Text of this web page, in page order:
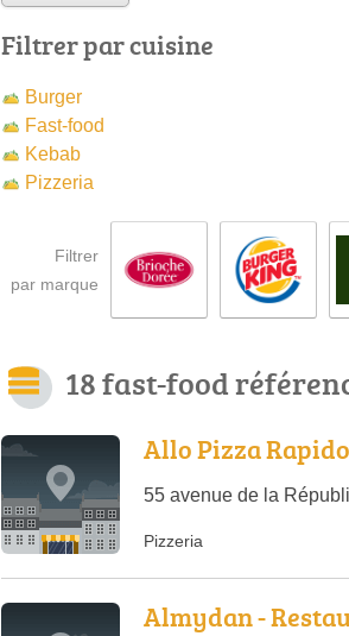
Filtrer par cuisine
Burger
Fast-food
Kebab
Pizzeria
Filtrer
par marque
18 fast-food
Allo Pizza Rapido
55 avenue de la
Pizzeria
Almydan -